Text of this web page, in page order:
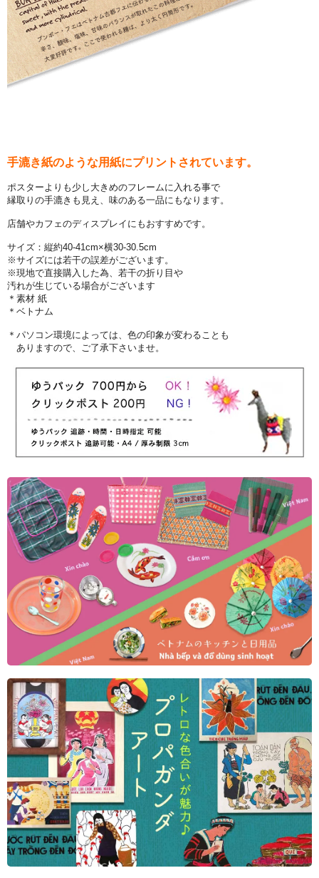
手漉き紙のような用紙にプリントされています。
ポスターよりも少し大きめのフレームに入れる事で
縁取りの手漉きも見え、味のある一品にもなります。
店舗やカフェのディスプレイにもおすすめです。
サイズ：縦約40-41cm×横30-30.5cm
※サイズには若干の誤差がございます。
※現地で直接購入した為、若干の折り目や
汚れが生じている場合がございます
＊素材 紙
＊ベトナム
＊パソコン環境によっては、色の印象が変わることも
ありますので、ご了承下さいませ。